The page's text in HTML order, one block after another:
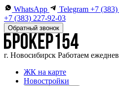
WhatsApp Telegram +7
+7 (383) 227-92-03
Обратный звонок
г. Новосибирск Работаем
ЖК на карте
Новостройки